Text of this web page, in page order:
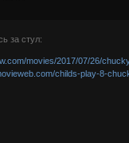
за стул:
movies/2017/07/26/
childs-play-8-